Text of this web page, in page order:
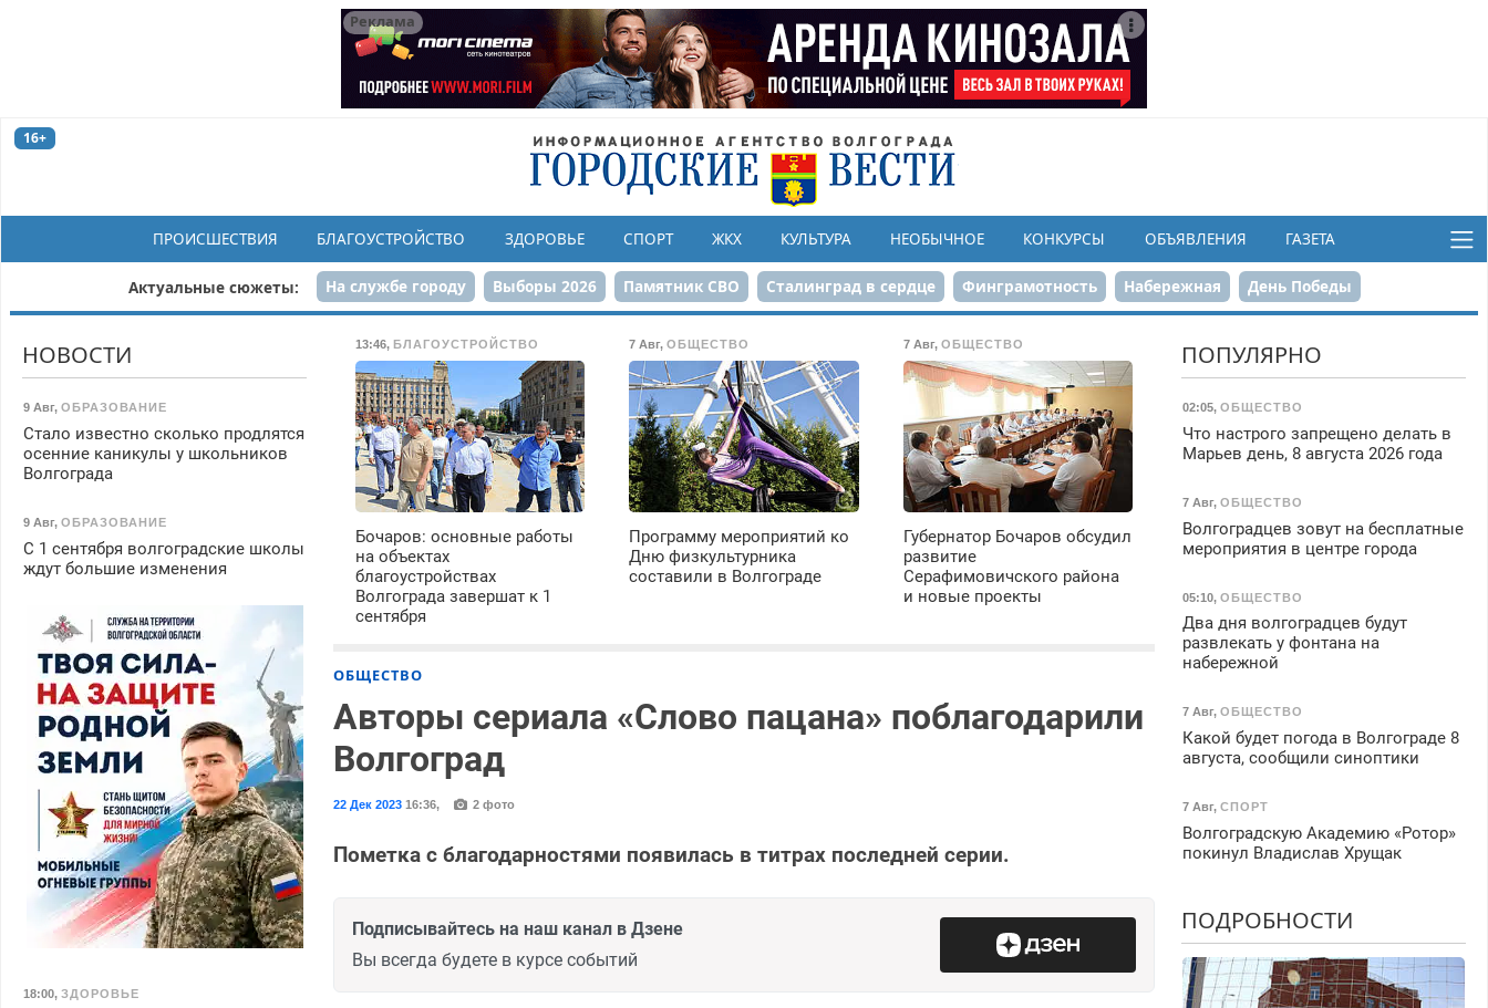
Реклама
16+
ПРОИСШЕСТВИЯ БЛАГОУСТРОЙСТВО ЗДОРОВЬЕ СПОРТ ЖКХ КУЛЬТУРА НЕОБЫЧНОЕ КОНКУРСЫ ОБЪЯВЛЕНИЯ ГАЗЕТА
Актуальные сюжеты: На службе городу Выборы 2026 Памятник СВО Сталинград в сердце Финграмотность Набережная День Победы
Реконструкция ЦПКиО 80-летие Победы Парк Героев-летчиков
13:46, БЛАГОУСТРОЙСТВО
Бочаров: основные работы
на объектах
благоустройствах
Волгограда завершат к 1
сентября
7 Авг,ОБЩЕСТВО
Программу мероприятий ко
Дню физкультурника
составили в Волгограде
7 Авг, ОБЩЕСТВО
Губернатор Бочаров обсудил
развитие
Серафимовичского района
и новые проекты
ОБЩЕСТВО
Авторы сериала «Слово пацана» поблагодарили
Волгоград
22 Дек 2023 16:36, 2 фото
Пометка с благодарностями появилась в титрах последней серии.
Подписывайтесь на наш канал в Дзене
Вы всегда будете в курсе событий
НОВОСТИ
9 Авг, ОБРАЗОВАНИЕ
Стало известно сколько продлятся
осенние каникулы у школьников
Волгограда
9 Авг, ОБРАЗОВАНИЕ
С 1 сентября волгоградские школы
ждут большие изменения
18:00, ЗДОРОВЬЕ
ПОПУЛЯРНО
02:05, ОБЩЕСТВО
Что настрого запрещено делать в
Марьев день, 8 августа 2026 года
7 Авг, ОБЩЕСТВО
Волгоградцев зовут на бесплатные
мероприятия в центре города
05:10, ОБЩЕСТВО
Два дня волгоградцев будут
развлекать у фонтана на
набережной
7 Авг, ОБЩЕСТВО
Какой будет погода в Волгограде 8
августа, сообщили синоптики
7 Авг, СПОРТ
Волгоградскую Академию «Ротор»
покинул Владислав Хрущак
ПОДРОБНОСТИ